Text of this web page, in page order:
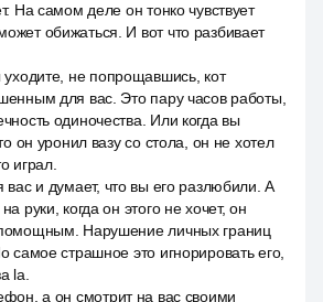
На самом деле он тонко чувствует
обижаться. И вот что разбивает
не попрощавшись, кот
для вас. Это пару часов работы,
одиночества. Или когда вы
он уронил вазу со стола, он не хотел
играл.
вас и думает, что вы его разлюбили. А
руки, когда он этого не хочет, он
Нарушение личных границ
самое страшное это игнорировать его,
la.
а он смотрит на вас своими